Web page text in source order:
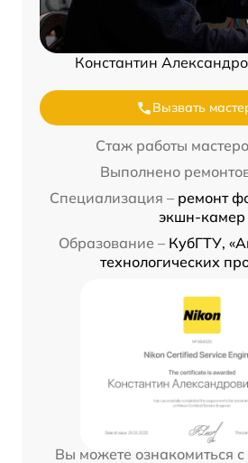
Константин
Вызвать
Стаж работы
Выполнено
Специализация – ремонт
экшн-камер
Образование – КубГТУ,
технологических
Вы можете ознакомиться